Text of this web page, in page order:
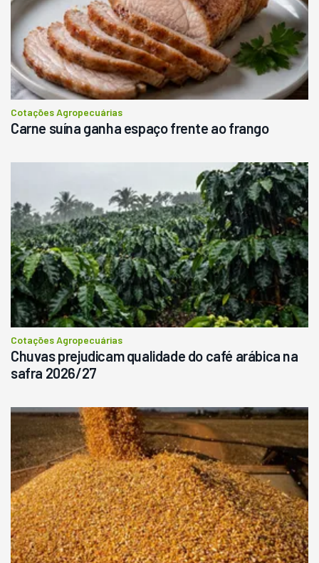
Cotações Agropecuárias
Carne suína ganha espaço frente ao frango
Cotações Agropecuárias
Chuvas prejudicam qualidade do café arábica na
safra 2026/27